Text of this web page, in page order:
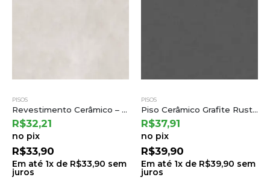
PISOS
Revestimento Cerâmico – Patmos Gray 68×68 | Cejatel
R$32,21
no pix
R$33,90
Em até 1x de R$33,90 sem
juros
PISOS
Piso Cerâmico Grafite Rustico Ret 75,5×75,5 a Cedasa
R$37,91
no pix
R$39,90
Em até 1x de R$39,90 sem
juros